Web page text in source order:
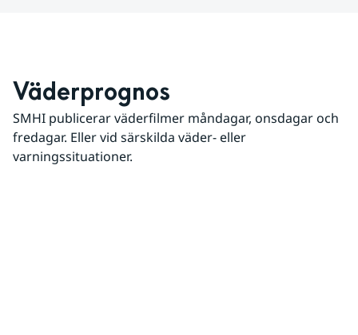
Väderprognos
SMHI publicerar väderfilmer måndagar, onsdagar och
fredagar. Eller vid särskilda väder- eller
varningssituationer.